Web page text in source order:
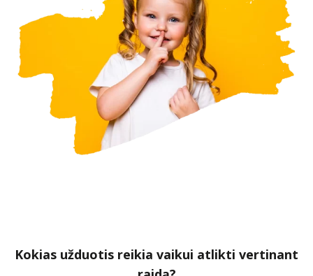
Kokias užduotis reikia vaikui atlikti vertinant